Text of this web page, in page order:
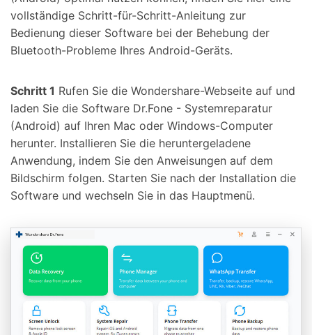
vollständige Schritt-für-Schritt-Anleitung zur
Bedienung dieser Software bei der Behebung der
Bluetooth-Probleme Ihres Android-Geräts.
Schritt 1 Rufen Sie die Wondershare-Webseite auf und
laden Sie die Software Dr.Fone - Systemreparatur
(Android) auf Ihren Mac oder Windows-Computer
herunter. Installieren Sie die heruntergeladene
Anwendung, indem Sie den Anweisungen auf dem
Bildschirm folgen. Starten Sie nach der Installation die
Software und wechseln Sie in das Hauptmenü.